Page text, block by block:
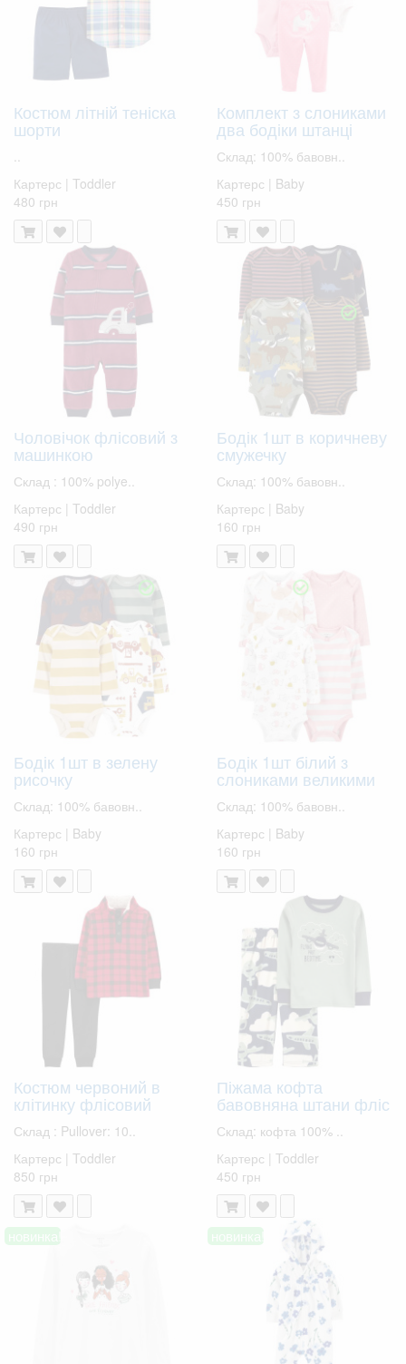
Костюм літній теніска
шорти
Картерс | Toddler
480 грн
Комплект з слониками
два бодіки штанці
Склад: 100% бавовн..
Картерс | Baby
450 грн
Чоловічок флісовий з
машинкою
Склад : 100% polye..
Картерс | Toddler
490 грн
Бодік 1шт в коричневу
смужечку
Склад: 100% бавовн..
Картерс | Baby
160 грн
Бодік 1шт в зелену
рисочку
Склад: 100% бавовн..
Картерс | Baby
160 грн
Бодік 1шт білий з
слониками великими
Склад: 100% бавовн..
Картерс | Baby
160 грн
Костюм червоний в
клітинку флісовий
Склад : Pullover: 10..
Картерс | Toddler
850 грн
Піжама кофта
бавовняна штани фліс
Склад: кофта 100% ..
Картерс | Toddler
450 грн
новинка! новинка!